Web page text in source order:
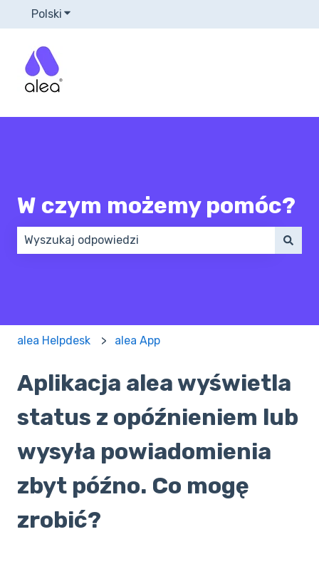
Polski Pokaż podmenu do tłumaczenia
W czym możemy pomóc?
alea Helpdesk alea App
Aplikacja alea wyświetla
status z opóźnieniem lub
wysyła powiadomienia
zbyt późno. Co mogę
zrobić?